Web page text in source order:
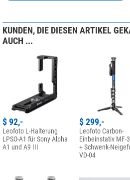
KUNDEN, DIE DIESEN ARTIKEL
AUCH ...
$ 92,-
Leofoto L-Halterung
LPSO-A1 für Sony Alpha
A1 und A9 III
$ 299,-
Leofoto Carbon-
Einbeinstativ MF-
+ Schwenk-
VD-04